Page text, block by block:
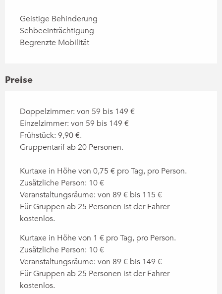
Geistige Behinderung
Sehbeeinträchtigung
Begrenzte Mobilität
Preise
Doppelzimmer: von 59 bis 149 €
Einzelzimmer: von 59 bis 149 €
Frühstück: 9,90 €.
Gruppentarif ab 20 Personen.
Kurtaxe in Höhe von 0,75 € pro Tag, pro Person.
Zusätzliche Person: 10 €
Veranstaltungsräume: von 89 € bis 115 €
Für Gruppen ab 25 Personen ist der Fahrer
kostenlos.
Kurtaxe in Höhe von 1 € pro Tag, pro Person.
Zusätzliche Person: 10 €
Veranstaltungsräume: von 89 € bis 149 €
Für Gruppen ab 25 Personen ist der Fahrer
kostenlos.